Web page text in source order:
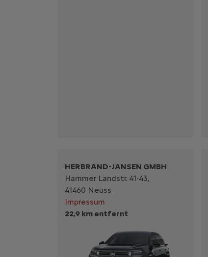
22,9 km entfernt
HERBRAND-JANSEN GMBH
Hammer Landstr. 41-43,
41460 Neuss
Impressum